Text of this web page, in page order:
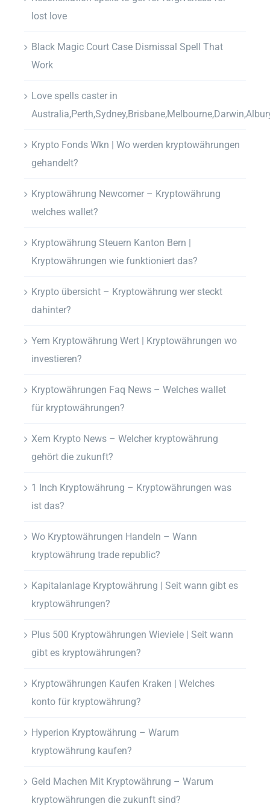
lost love
Black Magic Court Case Dismissal Spell That
Work
Love spells caster in
Krypto Fonds Wkn | Wo werden kryptowährungen
gehandelt?
Kryptowährung Newcomer – Kryptowährung
welches wallet?
Kryptowährung Steuern Kanton Bern |
Kryptowährungen wie funktioniert das?
Krypto übersicht – Kryptowährung wer steckt
dahinter?
Yem Kryptowährung Wert | Kryptowährungen wo
investieren?
Kryptowährungen Faq News – Welches wallet
für kryptowährungen?
Xem Krypto News – Welcher kryptowährung
gehört die zukunft?
1 Inch Kryptowährung – Kryptowährungen was
ist das?
Wo Kryptowährungen Handeln – Wann
kryptowährung trade republic?
Kapitalanlage Kryptowährung | Seit wann gibt es
kryptowährungen?
Plus 500 Kryptowährungen Wieviele | Seit wann
gibt es kryptowährungen?
Kryptowährungen Kaufen Kraken | Welches
konto für kryptowährung?
Hyperion Kryptowährung – Warum
kryptowährung kaufen?
Geld Machen Mit Kryptowährung – Warum
kryptowährungen die zukunft sind?